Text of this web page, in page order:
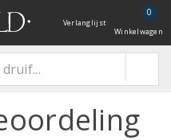
Verlanglijst
0
Winkelwagen